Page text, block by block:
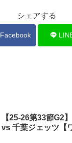
シェアする
Facebook
【25-26第33節G2
vs 千葉ジェッツ【